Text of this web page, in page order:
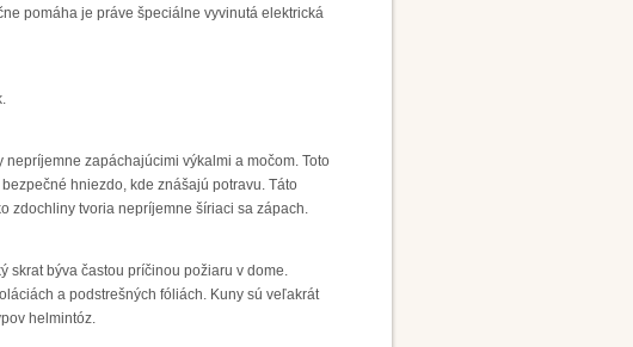
pomáha je práve špeciálne vyvinutá elektrická
zapáchajúcimi výkalmi a močom. Toto
hniezdo, kde znášajú potravu. Táto
zdochliny tvoria nepríjemne šíriaci sa zápach.
skrat býva častou príčinou požiaru v dome.
a podstrešných fóliách. Kuny sú veľakrát
helmintóz.